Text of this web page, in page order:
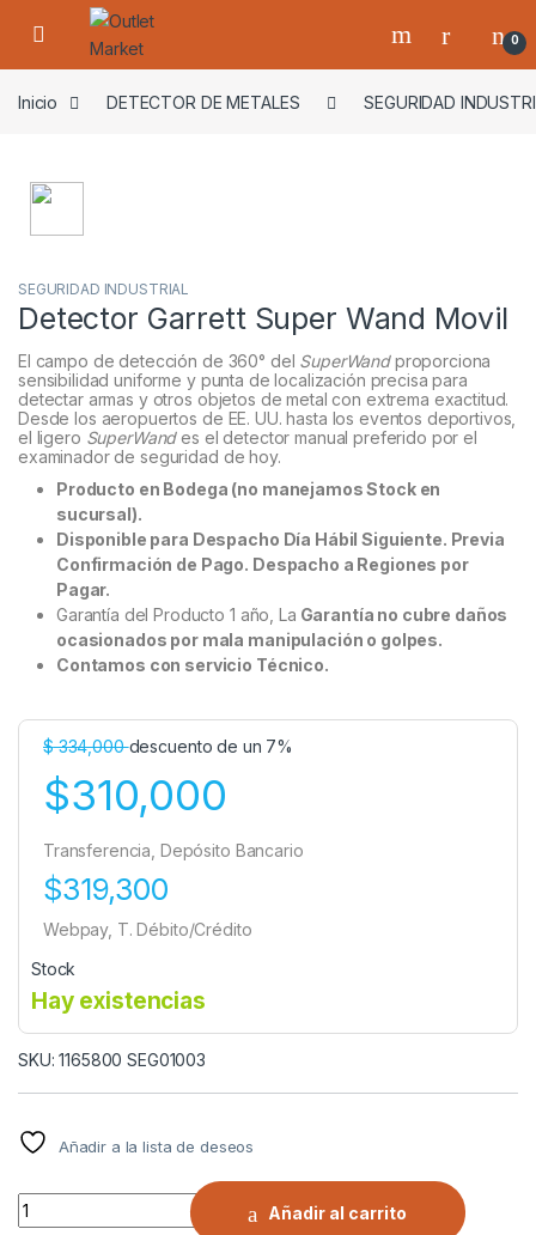
Skip to navigation
Skip to content
0
Inicio DETECTOR DE METALES SEGURIDAD
SEGURIDAD INDUSTRIAL
Detector Garrett Super Wand Movil
El campo de detección de 360° del SuperWandproporciona
sensibilidad uniforme y punta de localización precisa para
detectar armas y otros objetos de metal con extrema exactitud.
Desde los aeropuertos de EE. UU. hasta los eventos deportivos,
el ligero SuperWandes el detector manual preferido por el
examinador de seguridad de hoy.
Producto en Bodega (no manejamos Stock en
sucursal).
Disponible para Despacho Día Hábil Siguiente. Previa
Confirmación de Pago. Despacho a Regiones por
Pagar.
Garantía del Producto 1 año, La Garantía no cubre daños
ocasionados por mala manipulación o golpes.
Contamos con servicio Técnico.
$334,000descuento de un 7%
$310,000
Transferencia, Depósito Bancario
$319,300
Webpay, T. Débito/Crédito
Stock
Hay existencias
SKU: 1165800 SEG01003
Añadir a la lista de deseos
Detector Garrett Super Wand Movil quantity
Añadir al carrito